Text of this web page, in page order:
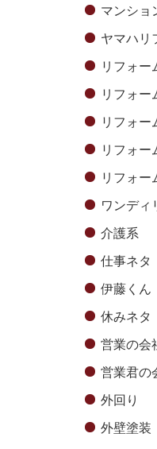
マンショ
ヤマハリ
リフォ
リフォー
リフォー
リフォー
リフォー
ワンディ
介護系
仕事ネタ
伊藤くん
休みネタ
営業の会
営業君の
外回り
外壁塗装